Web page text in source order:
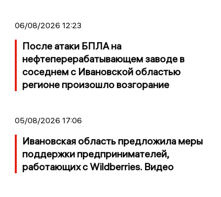
06/08/2026 12:23
После атаки БПЛА на
нефтеперерабатывающем заводе в
соседнем с Ивановской областью
регионе произошло возгорание
05/08/2026 17:06
Ивановская область предложила меры
поддержки предпринимателей,
работающих с Wildberries. Видео